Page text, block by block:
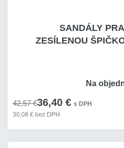
SANDÁLY
ZESÍLENOU
42,57 €36,40 € s DPH
30,08 € bez DPH
Na